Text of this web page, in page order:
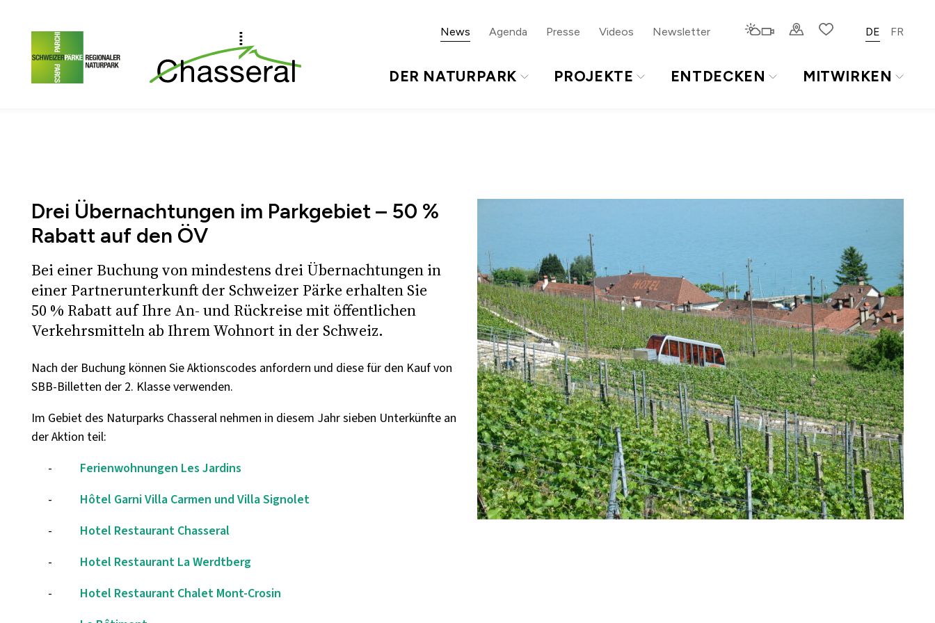
News Agenda Presse Videos Newsletter DE FR
DER NATURPARK PROJEKTE ENTDECKEN MITWIRKEN
Drei Übernachtungen im Parkgebiet – 50 %
Rabatt auf den ÖV
Bei einer Buchung von mindestens drei Übernachtungen in
einer Partnerunterkunft der Schweizer Pärke erhalten Sie
50 % Rabatt auf Ihre An- und Rückreise mit öffentlichen
Verkehrsmitteln ab Ihrem Wohnort in der Schweiz.
Nach der Buchung können Sie Aktionscodes anfordern und diese für den Kauf von
SBB-Billetten der 2. Klasse verwenden.
Im Gebiet des Naturparks Chasseral nehmen in diesem Jahr sieben Unterkünfte an
der Aktion teil:
-
Ferienwohnungen Les Jardins
-
Hôtel Garni Villa Carmen und Villa Signolet
-
Hotel Restaurant Chasseral
-
Hotel Restaurant La Werdtberg
-
Hotel Restaurant Chalet Mont-Crosin